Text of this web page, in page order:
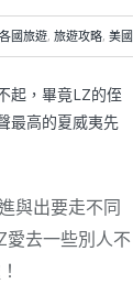
各國旅遊, 旅遊攻略, 美國
起，畢竟LZ的侄
最高的夏威夷先
與出要走不同
愛去一些別人不